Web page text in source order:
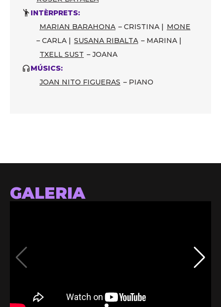
INTÈRPRETS:
MARIAN BARAHONA – CRISTINA | MONE
– CARLA | SUSANA RIBALTA – MARINA |
TXELL SUST – JOANA
MÚSICS:
JOAN NITO FIGUERAS – PIANO
GALERIA